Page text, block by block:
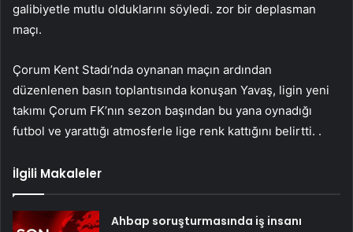
galibiyetle mutlu olduklarını söyledi. zor bir deplasman
maçı.
Çorum Kent Stadı’nda oynanan maçın ardından
düzenlenen basın toplantısında konuşan Yavaş, ligin yeni
takımı Çorum FK’nın sezon başından bu yana oynadığı
futbol ve yarattığı atmosferle lige renk kattığını belirtti. .
İlgili Makaleler
Ahbap soruşturmasında iş insanı